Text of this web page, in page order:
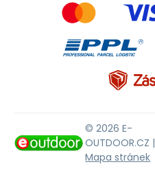
© 2026 E-
OUTDOOR.CZ |
Mapa stránek